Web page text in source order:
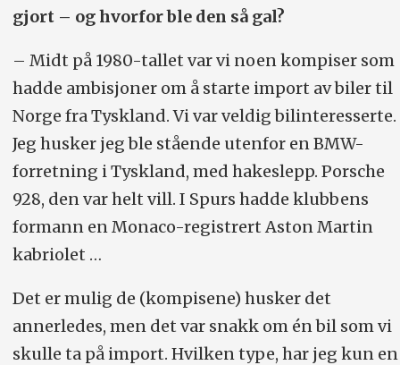
gjort – og hvorfor ble den så gal?
– Midt på 1980-tallet var vi noen kompiser som
hadde ambisjoner om å starte import av biler til
Norge fra Tyskland. Vi var veldig bilinteresserte.
Jeg husker jeg ble stående utenfor en BMW-
forretning i Tyskland, med hakeslepp. Porsche
928, den var helt vill. I Spurs hadde klubbens
formann en Monaco-registrert Aston Martin
kabriolet …
Det er mulig de (kompisene) husker det
annerledes, men det var snakk om én bil som vi
skulle ta på import. Hvilken type, har jeg kun en